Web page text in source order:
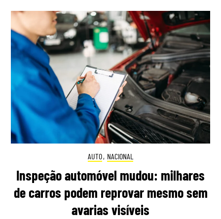
AUTO, NACIONAL
Inspeção automóvel mudou: milhares
de carros podem reprovar mesmo sem
avarias visíveis